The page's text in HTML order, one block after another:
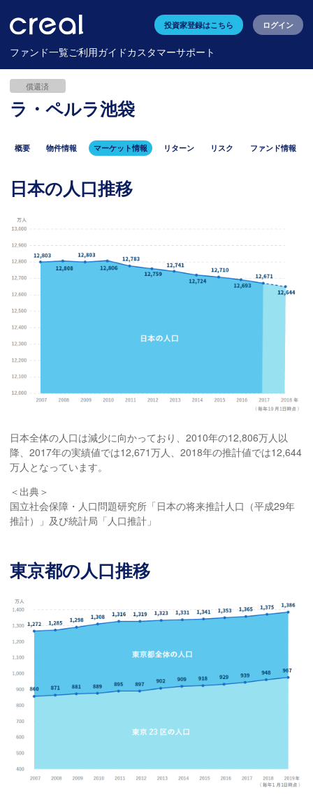
投資家登録はこちら ログイン
ファンド一覧ご利用ガイドカスタマーサポート
償還済
ラ・ペルラ池袋
概要 物件情報 マーケット情報 リターン リスク ファンド情報
日本の人口推移
日本全体の人口は減少に向かっており、2010年の12,806万人以
降、2017年の実績値では12,671万人、2018年の推計値では12,644
万人となっています。
＜出典＞
国立社会保障・人口問題研究所「日本の将来推計人口（平成29年
推計）」及び統計局「人口推計」
東京都の人口推移